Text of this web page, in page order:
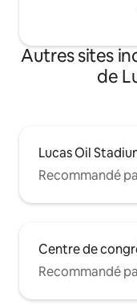
Autres sites
de
Lucas Oil
Recommandé
Centre de
Recommandé